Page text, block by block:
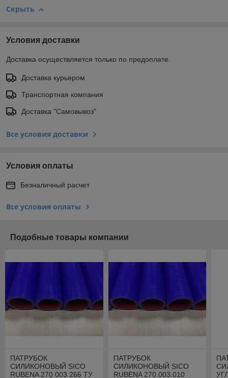
Скрыть
Условия доставки
Доставка осуществляется только по предоплате.
Доставка курьером
Транспортная компания
Доставка "Самовывоз"
Все условия доставки
Условия оплаты
Безналичный расчет
Все условия оплаты
Подобные товары компании
ПАТРУБОК
СИЛИКОНОВЫЙ SICO
RUBENA 270 003 266 ТУ
ПАТРУБОК
СИЛИКОНОВЫЙ SICO
RUBENA 270.003.010